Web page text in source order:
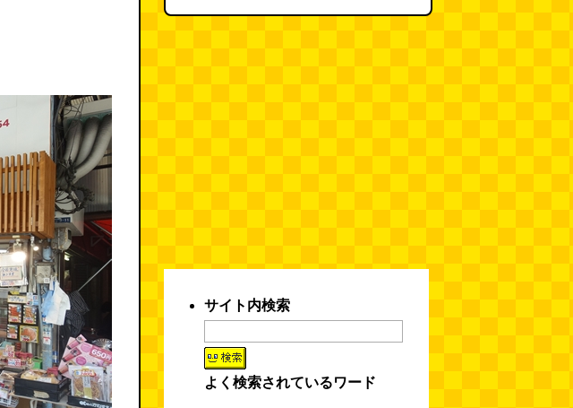
サイト内検索
よく検索されているワード